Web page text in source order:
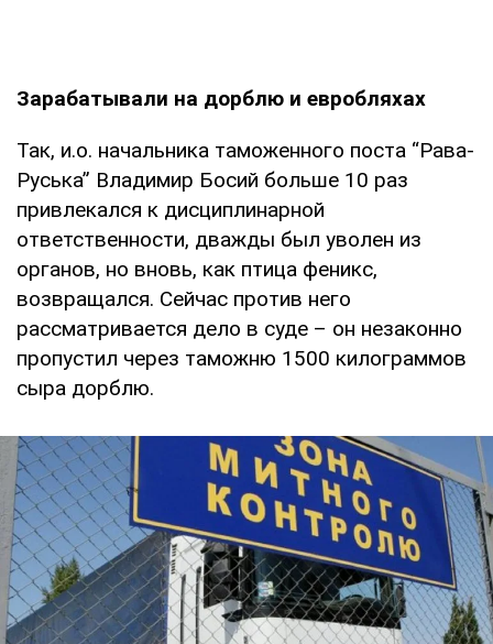
Зарабатывали на дорблю и евробляхах
Так, и.о. начальника таможенного поста “Рава-
Руська” Владимир Босий больше 10 раз
привлекался к дисциплинарной
ответственности, дважды был уволен из
органов, но вновь, как птица феникс,
возвращался. Сейчас против него
рассматривается дело в суде – он незаконно
пропустил через таможню 1500 килограммов
сыра дорблю.